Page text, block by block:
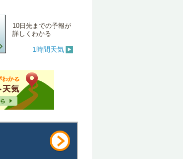
10日先までの予報が
詳しくわかる
1時間天気